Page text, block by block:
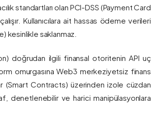
standartları olan PCI-DSS (Payment Card
Kullanıcılara ait hassas ödeme verileri
kesinlikle saklanmaz.
doğrudan ilgili finansal otoritenin API uç
omurgasına Web3 merkeziyetsiz finans
(Smart Contracts) üzerinden izole cüzdan
denetlenebilir ve harici manipülasyonlara